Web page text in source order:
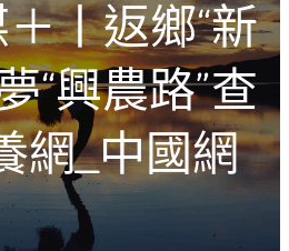
丨返鄉“新
“興農路”查
網_中國網